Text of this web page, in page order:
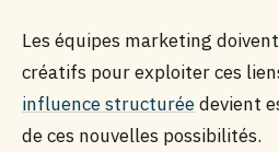
Les équipes marketing
créatifs pour exploiter ces
influence structuréedevient
de ces nouvelles possibilités.